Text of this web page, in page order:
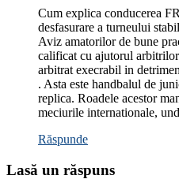
Cum explica conducerea
desfasurare a turneului
Aviz amatorilor de bune
calificat cu ajutorul
arbitrat execrabil in
. Asta este handbalul de
replica. Roadele acestor
meciurile internationale,
Răspunde
Lasă un răspuns